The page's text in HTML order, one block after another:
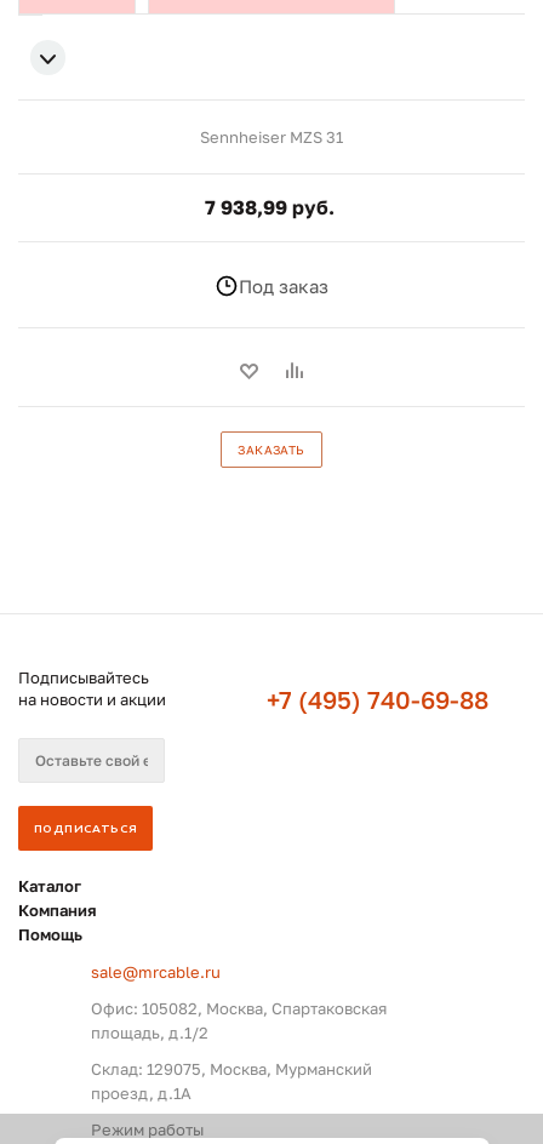
Sennheiser MZS 31
7 938,99 руб.
Под заказ
ЗАКАЗАТЬ
Подписывайтесь
на новости и акции
+7 (495) 740-69-88
Каталог
Компания
Помощь
sale@mrcable.ru
Офис: 105082, Москва, Спартаковская
площадь, д.1/2
Склад: 129075, Москва, Мурманский
проезд, д.1А
Режим работы